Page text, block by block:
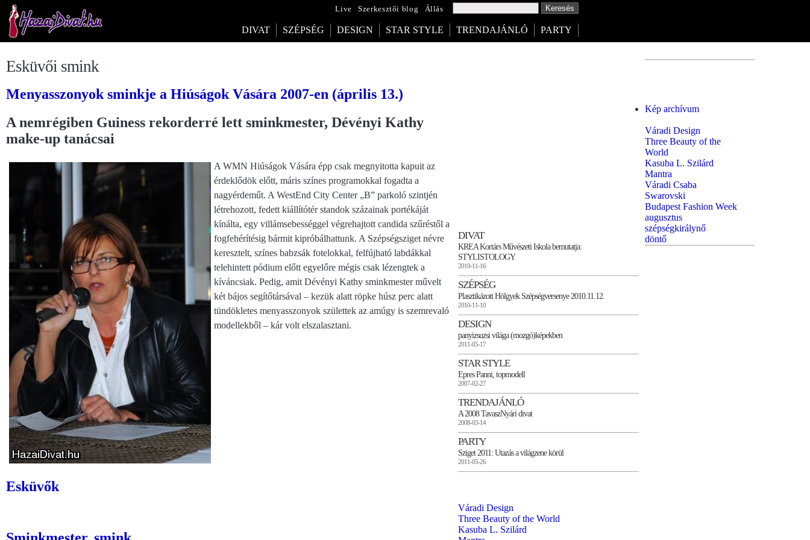
Live Szerkesztői blog Állás
DIVAT SZÉPSÉG DESIGN STAR STYLE TRENDAJÁNLÓ PARTY
Esküvői smink
Menyasszonyok sminkje a Hiúságok Vására 2007-en (április 13.)
A nemrégiben Guiness rekorderré lett sminkmester, Dévényi Kathy
make-up tanácsai
A WMN Hiúságok Vására épp csak megnyitotta kapuit az
érdeklődök előtt, máris színes programokkal fogadta a
nagyérdeműt. A WestEnd City Center „B” parkoló szintjén
létrehozott, fedett kiállítótér standok százainak portékáját
kínálta, egy villámsebességgel végrehajtott candida szűréstől a
fogfehérítésig bármit kipróbálhattunk. A Szépségsziget névre
keresztelt, színes babzsák fotelokkal, felfújható labdákkal
telehintett pódium előtt egyelőre mégis csak lézengtek a
kíváncsiak. Pedig, amit Dévényi Kathy sminkmester művelt
két bájos segítőtársával – kezük alatt röpke húsz perc alatt
tündökletes menyasszonyok születtek az amúgy is szemrevaló
modellekből – kár volt elszalasztani.
Esküvők
DIVAT
KREA Kortárs Művészeti Iskola bemutatja:
STYLISTOLOGY
2010-11-16
SZÉPSÉG
Plasztikázott Hölgyek Szépségversenye 2010.11.12.
2010-11-10
DESIGN
panyizsuzsi világa (mozgó)képekben
2011-05-17
STAR STYLE
Epres Panni, topmodell
2007-02-27
TRENDAJÁNLÓ
A 2008 TavaszNyári divat
2008-03-14
PARTY
Sziget 2011: Utazás a világzene körül
2011-05-26
Váradi Design
Three Beauty of the World
Kasuba L. Szilárd
Kép archívum
Váradi Design
Three Beauty of the
World
Kasuba L. Szilárd
Mantra
Váradi Csaba
Swarovski
Budapest Fashion Week
augusztus
szépségkirálynő
döntő